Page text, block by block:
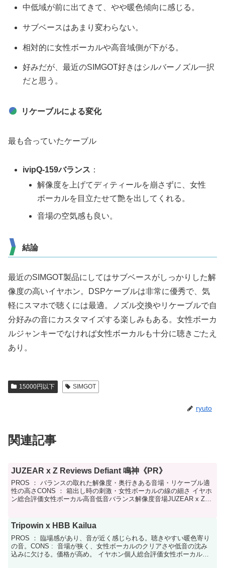
中低域が前に出てきて、やや暖色傾向に感じる。
サブベースはあまり変わらない。
相対的に女性ボーカルや高音域側が下がる。
好みだが、最近のSIMGOT好きはシルバーノズル一択
だと思う。
リケーブルによる変化
最も合っていたケーブル
ivipQ-159バランス ：
解像度を上げてディティールを崩さずに、女性
ボーカルを目立たせて艶を出してくれる。
音場の空気感も良い。
結論
最近のSIMGOT製品にしてはサブベースがしっかりした解
像度の高いイヤホン。DSPケーブルは非常に優秀で、気
軽にスマホで聴くには最適。ノズル交換やリケーブルで自
分好みの音にカスタマイズする楽しみもある。女性ボーカ
ルジャンキーでなければ女性ボーカルも十分に聴きごたえ
あり。
15000円以下 SIMGOT
ryuto
関連記事
JUZEAR x Z Reviews Defiant 鳴神《PR》
PROS ： バランスの取れた解像度・奥行きある音場・リケーブル適
性の高さCONS ： 箱出し時の刺激・女性ボーカルの線の細さ イヤホ
ン総合評価女性ボーカル高音低音バランス解像度音場JUZEAR x Z
Tripowin x HBB Kailua
PROS ： 臨場感があり、音が近く感じられる。聴きやすい暖色寄り
の音。CONS : 音場が狭く、女性ボーカルのクリアさや低音の沈み
込みに欠ける。価格が高め。 イヤホン個人総合評価女性ボーカル高